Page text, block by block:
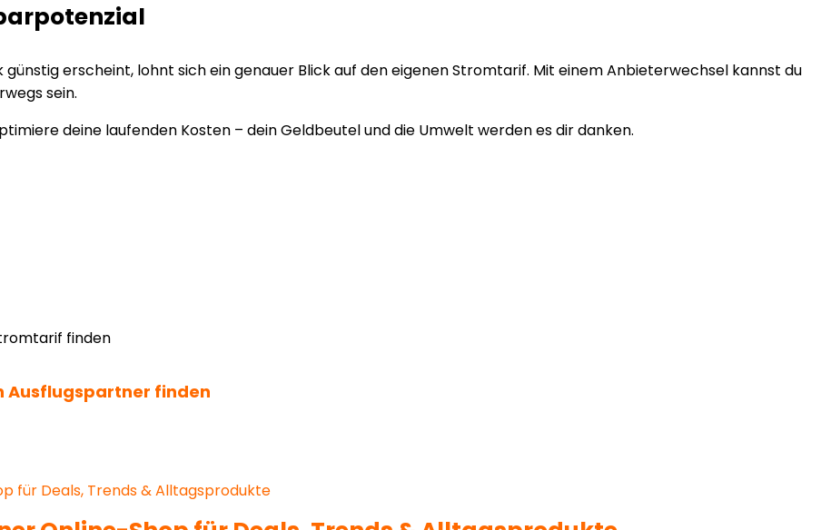
günstig erscheint, lohnt sich ein genauer Blick auf den eigenen Stromtarif. Mit einem Anbieterwechsel kannst du
sein.
deine laufenden Kosten – dein Geldbeutel und die Umwelt werden es dir danken.
Ausflugspartner finden